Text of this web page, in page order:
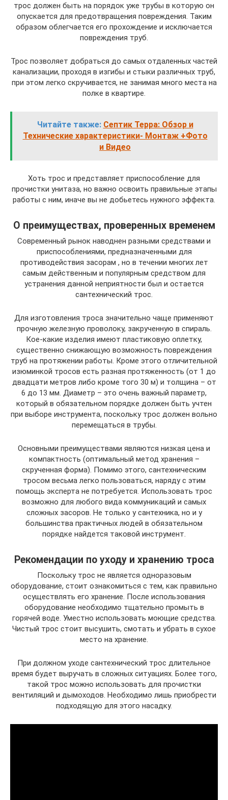
трос должен быть на порядок уже трубы в которую он
опускается для предотвращения повреждения. Таким
образом облегчается его прохождение и исключается
повреждения труб.
Трос позволяет добраться до самых отдаленных частей
канализации, проходя в изгибы и стыки различных труб,
при этом легко скручивается, не занимая много места на
полке в квартире.
Читайте также: Септик Терра: Обзор и
Технические характеристики- Монтаж +Фото
и Видео
Хоть трос и представляет приспособление для
прочистки унитаза, но важно освоить правильные этапы
работы с ним, иначе вы не добьетесь нужного эффекта.
О преимуществах, проверенных временем
Современный рынок наводнен разными средствами и
приспособлениями, предназначенными для
противодействия засорам , но в течении многих лет
самым действенным и популярным средством для
устранения данной неприятности был и остается
сантехнический трос.
Для изготовления троса значительно чаще применяют
прочную железную проволоку, закрученную в спираль.
Кое-какие изделия имеют пластиковую оплетку,
существенно снижающую возможность повреждения
труб на протяжении работы. Кроме этого отличительной
изюминкой тросов есть разная протяженность (от 1 до
двадцати метров либо кроме того 30 м) и толщина – от
6 до 13 мм. Диаметр – это очень важный параметр,
который в обязательном порядке должен быть учтен
при выборе инструмента, поскольку трос должен вольно
перемещаться в трубы.
Основными преимуществами являются низкая цена и
компактность (оптимальный метод хранения –
скрученная форма). Помимо этого, сантехническим
тросом весьма легко пользоваться, наряду с этим
помощь эксперта не потребуется. Использовать трос
возможно для любого вида коммуникаций и самых
сложных засоров. Не только у сантехника, но и у
большинства практичных людей в обязательном
порядке найдется таковой инструмент.
Рекомендации по уходу и хранению троса
Поскольку трос не является одноразовым
оборудование, стоит ознакомиться с тем, как правильно
осуществлять его хранение. После использования
оборудование необходимо тщательно промыть в
горячей воде. Уместно использовать моющие средства.
Чистый трос стоит высушить, смотать и убрать в сухое
место на хранение.
При должном уходе сантехнический трос длительное
время будет выручать в сложных ситуациях. Более того,
такой трос можно использовать для прочистки
вентиляций и дымоходов. Необходимо лишь приобрести
подходящую для этого насадку.